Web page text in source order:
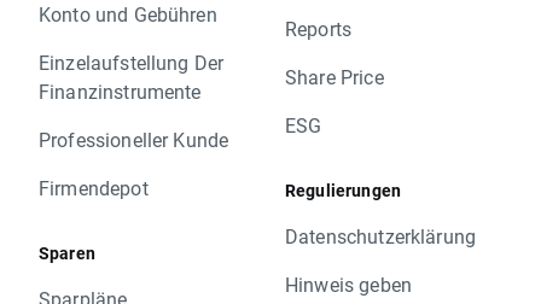
Konto und Gebühren
Einzelaufstellung Der
Finanzinstrumente
Professioneller Kunde
Firmendepot
Sparen
Sparpläne
Reports
Share Price
ESG
Regulierungen
Datenschutzerklärung
Hinweis geben